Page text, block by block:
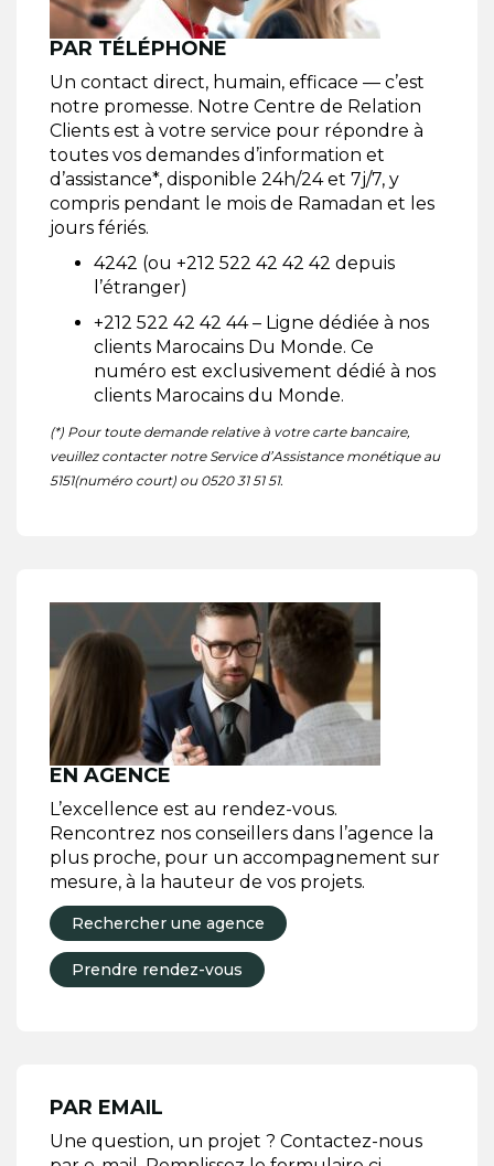
PAR TÉLÉPHONE
Un contact direct, humain, efficace — c’est
notre promesse. Notre Centre de Relation
Clients est à votre service pour répondre à
toutes vos demandes d’information et
d’assistance*, disponible 24h/24 et 7j/7, y
compris pendant le mois de Ramadan et les
jours fériés.
4242 (ou +212 522 42 42 42 depuis
l’étranger)
+212 522 42 42 44 – Ligne dédiée à nos
clients Marocains Du Monde. Ce
numéro est exclusivement dédié à nos
clients Marocains du Monde.
(*) Pour toute demande relative à votre carte bancaire,
veuillez contacter notre Service d’Assistance monétique au
5151(numéro court) ou 0520 31 51 51.
EN AGENCE
L’excellence est au rendez-vous.
Rencontrez nos conseillers dans l’agence la
plus proche, pour un accompagnement sur
mesure, à la hauteur de vos projets.
Rechercher une agence
Prendre rendez-vous
PAR EMAIL
Une question, un projet ? Contactez-nous